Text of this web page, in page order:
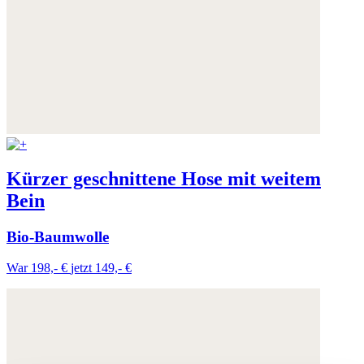
Kürzer geschnittene Hose mit weitem
Bein
Bio-Baumwolle
War 198,- € jetzt 149,- €